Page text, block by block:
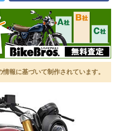
報に基づいて制作されています。